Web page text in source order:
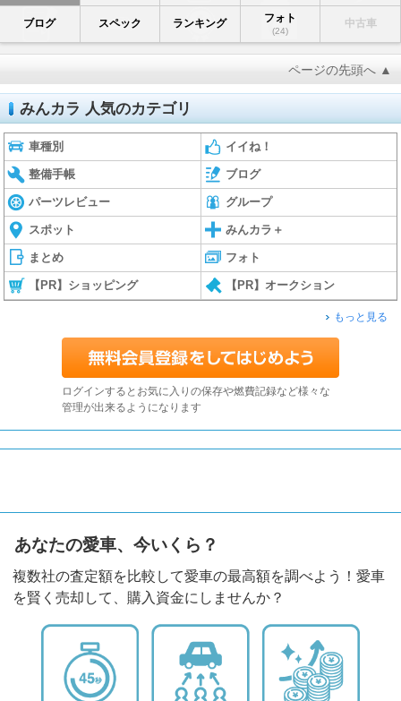
ブログ スペック ランキング フォト
(24)
中古車
ページの先頭へ ▲
みんカラ 人気のカテゴリ
車種別 イイね！
整備手帳 ブログ
パーツレビュー グループ
スポット みんカラ＋
まとめ フォト
【PR】ショッピング 【PR】オークション
もっと見る
ログインするとお気に入りの保存や燃費記録など様々な
管理が出来るようになります
あなたの愛車、今いくら？
複数社の査定額を比較して愛車の最高額を調べよう！愛車
を賢く売却して、購入資金にしませんか？